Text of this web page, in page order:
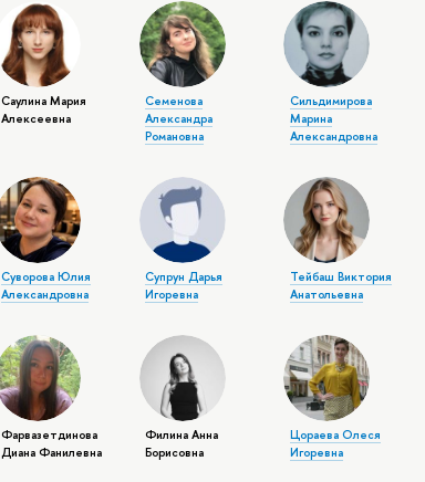
Саулина Мария
Алексеевна
Семенова
Александра
Романовна
Сильдимирова
Марина
Александровна
Суворова Юлия
Александровна
Супрун Дарья
Игоревна
Тейбаш Виктория
Анатольевна
Фарвазетдинова
Диана Фанилевна
Филина Анна
Борисовна
Цораева Олеся
Игоревна